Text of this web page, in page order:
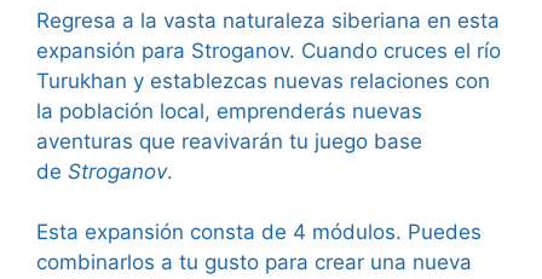
Regresa a la vasta naturaleza siberiana en esta
expansión para Stroganov. Cuando cruces el río
Turukhan y establezcas nuevas relaciones con
la población local, emprenderás nuevas
aventuras que reavivarán tu juego base
de Stroganov.
Esta expansión consta de 4 módulos. Puedes
combinarlos a tu gusto para crear una nueva